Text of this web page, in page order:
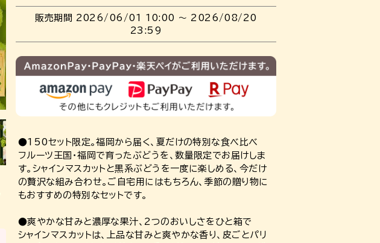
販売期間 2026/06/01 10:00 〜 2026/08/20
23:59
●150セット限定。福岡から届く、夏だけの特別な食べ比べ
フルーツ王国・福岡で育ったぶどうを、数量限定でお届けしま
す。シャインマスカットと黒系ぶどうを一度に楽しめる、今だけ
の贅沢な組み合わせ。ご自宅用にはもちろん、季節の贈り物に
もおすすめの特別なセットです。
●爽やかな甘みと濃厚な果汁、2つのおいしさをひと箱で
シャインマスカットは、上品な甘みと爽やかな香り、皮ごとパリ